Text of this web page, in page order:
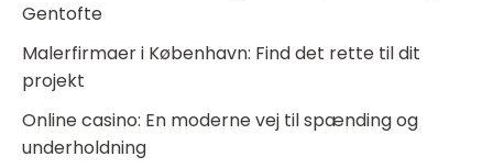
Gentofte
Malerfirmaer i København: Find det rette til dit
projekt
Online casino: En moderne vej til spænding og
underholdning